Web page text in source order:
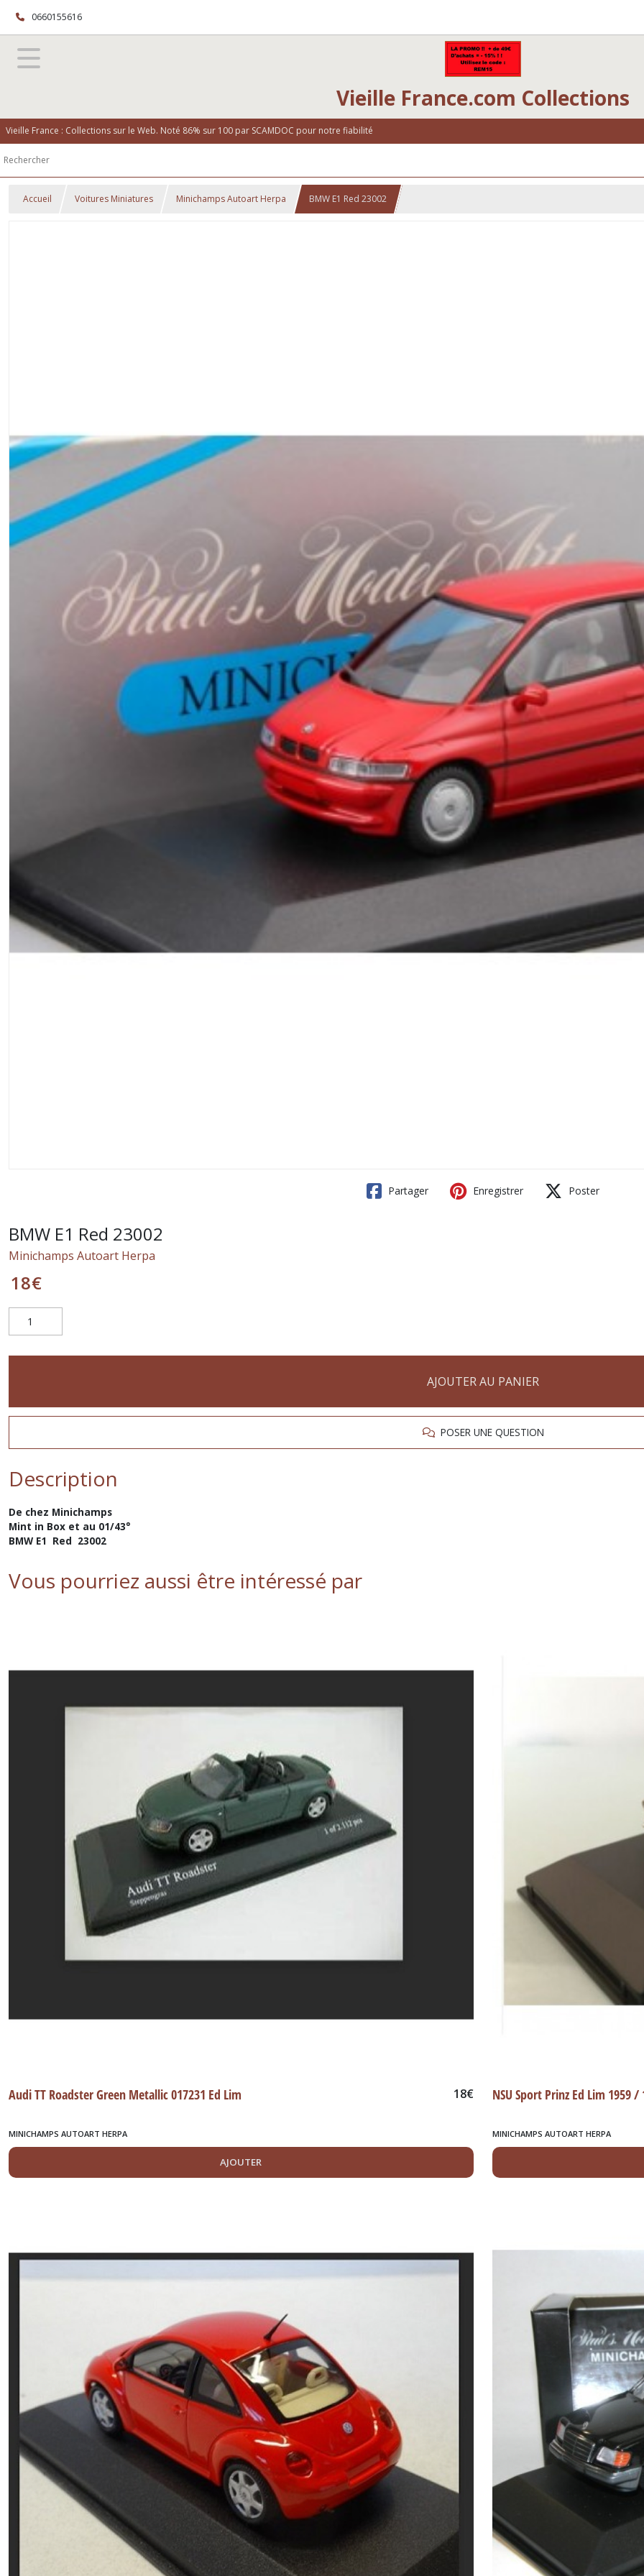
0660155616
Vieille France.com Collections
Vieille France : Collections sur le Web. Noté 86% sur 100 par SCAMDOC pour notre fiabilité
Accueil Voitures Miniatures Minichamps Autoart Herpa BMW E1 Red 23002
Partager Enregistrer Poster
BMW E1 Red 23002
Minichamps Autoart Herpa
18€
AJOUTER AU PANIER
POSER UNE QUESTION
Description
De chez Minichamps
Mint in Box et au 01/43°
BMW E1 Red 23002
Vous pourriez aussi être intéressé par
Audi TT Roadster Green Metallic 017231 Ed Lim 18€
MINICHAMPS AUTOART HERPA
AJOUTER
NSU Sport Prinz Ed Lim 1959 /
MINICHAMPS AUTOART HERPA